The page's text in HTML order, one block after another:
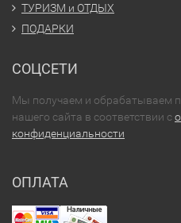
ТУРИЗМ и ОТДЫХ
ПОДАРКИ
СОЦСЕТИ
Мы получаем и обрабатываем
нашего сайта в соответствии с
конфиденциальности
ОПЛАТА